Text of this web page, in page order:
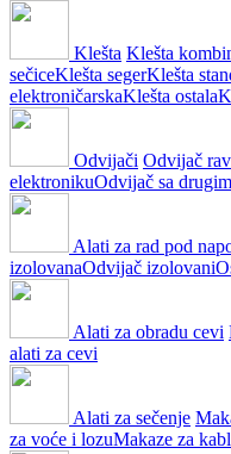
Klešta Klešta
sečiceKlešta segerKlešta
elektroničarskaKlešta ostala
Odvijači Odvijač
elektronikuOdvijač sa
Alati za rad pod
izolovanaOdvijač izolovani
Alati za obradu cevi
alati za cevi
Alati za sečenje
za voće i lozuMakaze za